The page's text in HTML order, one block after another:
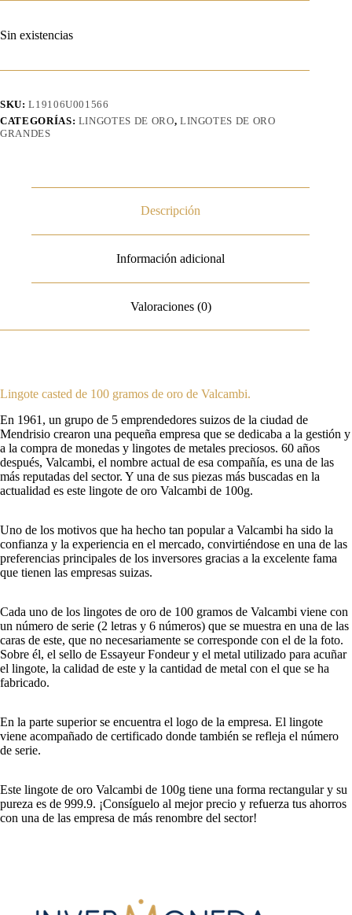
Sin existencias
SKU:L19106U001566
CATEGORÍAS: LINGOTES DE ORO, LINGOTES DE ORO
GRANDES
Descripción
Información adicional
Valoraciones (0)
Lingote casted de 100 gramos de oro de Valcambi.
En 1961, un grupo de 5 emprendedores suizos de la ciudad de
Mendrisio crearon una pequeña empresa que se dedicaba a la gestión y
a la compra de monedas y lingotes de metales preciosos. 60 años
después, Valcambi, el nombre actual de esa compañía, es una de las
más reputadas del sector. Y una de sus piezas más buscadas en la
actualidad es este lingote de oro Valcambi de 100g.
Uno de los motivos que ha hecho tan popular a Valcambi ha sido la
confianza y la experiencia en el mercado, convirtiéndose en una de las
preferencias principales de los inversores gracias a la excelente fama
que tienen las empresas suizas.
Cada uno de los lingotes de oro de 100 gramos de Valcambi viene con
un número de serie (2 letras y 6 números) que se muestra en una de las
caras de este, que no necesariamente se corresponde con el de la foto.
Sobre él, el sello de Essayeur Fondeur y el metal utilizado para acuñar
el lingote, la calidad de este y la cantidad de metal con el que se ha
fabricado.
En la parte superior se encuentra el logo de la empresa. El lingote
viene acompañado de certificado donde también se refleja el número
de serie.
Este lingote de oro Valcambi de 100g tiene una forma rectangular y su
pureza es de 999.9. ¡Consíguelo al mejor precio y refuerza tus ahorros
con una de las empresa de más renombre del sector!